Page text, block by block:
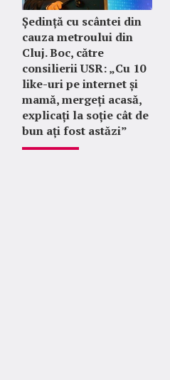
Ședință cu scântei din
cauza metroului din
Cluj. Boc, către
consilierii USR: „Cu 10
like-uri pe internet și
mamă, mergeți acasă,
explicați la soție cât de
bun ați fost astăzi”